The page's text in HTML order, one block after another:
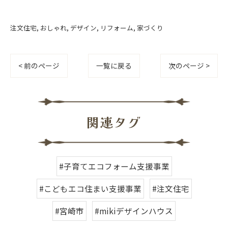
注文住宅 おしゃれ デザイン リフォーム 家づくり
< 前のページ 一覧に戻る 次のページ >
関連タグ
#子育てエコフォーム支援事業
#こどもエコ住まい支援事業
#注文住宅
#宮崎市
#mikiデザインハウス